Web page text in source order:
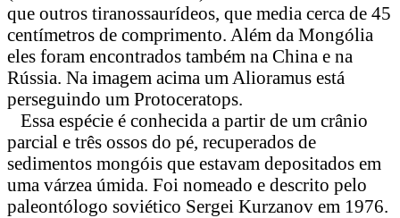
que outros tiranossaurídeos, que media cerca de 45
centímetros de comprimento. Além da Mongólia
eles foram encontrados também na China e na
Rússia. Na imagem acima um Alioramus está
perseguindo um Protoceratops.
Essa espécie é conhecida a partir de um crânio
parcial e três ossos do pé, recuperados de
sedimentos mongóis que estavam depositados em
uma várzea úmida. Foi nomeado e descrito pelo
paleontólogo soviético Sergei Kurzanov em 1976.